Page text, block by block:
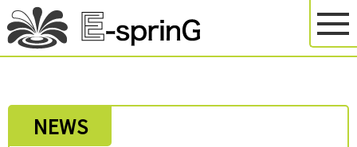
NEWS